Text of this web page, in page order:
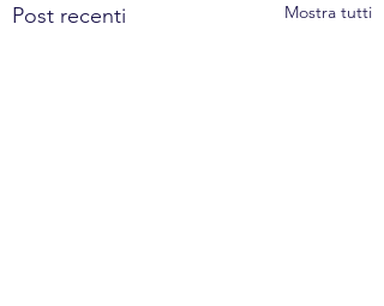
Post recenti Mostra tutti